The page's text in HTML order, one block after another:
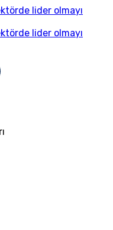
lider olmayı
lider olmayı